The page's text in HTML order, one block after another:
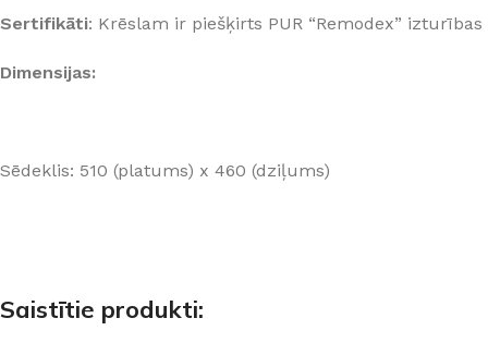
Sertifikāti: Krēslam ir piešķirts PUR “Remodex”
Dimensijas:
Sēdeklis: 510 (platums) x 460 (dziļums)
Saistītie produkti: